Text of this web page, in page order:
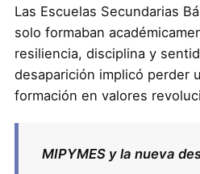
Las Escuelas Secundarias
solo formaban
resiliencia, disciplina y
desaparición implicó perder
formación en valores
MIPYMES y la nueva